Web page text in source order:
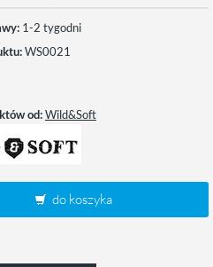
1-2 tygodni
WS0021
od:Wild&Soft
do koszyka